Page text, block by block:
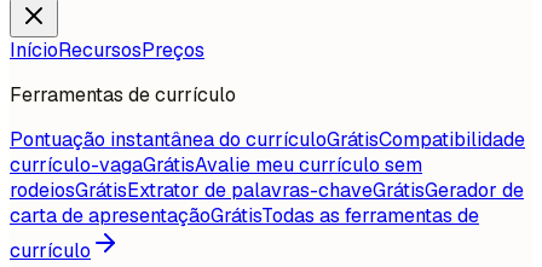
InícioRecursosPreços
Ferramentas de currículo
Pontuação instantânea do currículoGrátisCompatibilidade
currículo-vagaGrátisAvalie meu currículo sem
rodeiosGrátisExtrator de palavras-chaveGrátisGerador de
carta de apresentaçãoGrátisTodas as ferramentas de
currículo